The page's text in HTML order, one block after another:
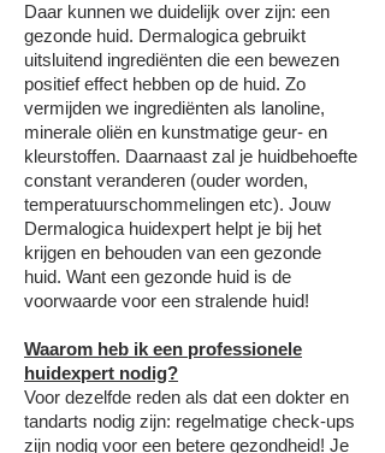
Daar kunnen we duidelijk over zijn: een
gezonde huid. Dermalogica gebruikt
uitsluitend ingrediënten die een bewezen
positief effect hebben op de huid. Zo
vermijden we ingrediënten als lanoline,
minerale oliën en kunstmatige geur- en
kleurstoffen. Daarnaast zal je huidbehoefte
constant veranderen (ouder worden,
temperatuurschommelingen etc). Jouw
Dermalogica huidexpert helpt je bij het
krijgen en behouden van een gezonde
huid. Want een gezonde huid is de
voorwaarde voor een stralende huid!
Waarom heb ik een professionele
huidexpert nodig?
Voor dezelfde reden als dat een dokter en
tandarts nodig zijn: regelmatige check-ups
zijn nodig voor een betere gezondheid! Je